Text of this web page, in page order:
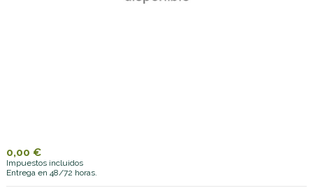
0,00 €
Impuestos incluidos
Entrega en 48/72 horas.